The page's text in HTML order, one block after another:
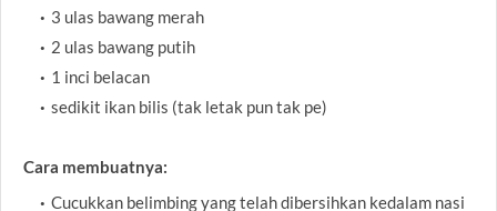
3 ulas bawang merah
2 ulas bawang putih
1 inci belacan
sedikit ikan bilis (tak letak pun tak pe)
Cara membuatnya:
Cucukkan belimbing yang telah dibersihkan kedalam nasi